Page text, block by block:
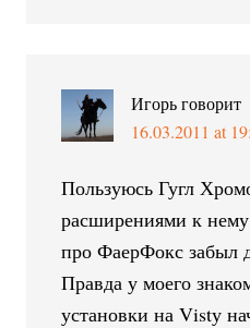
Игорь говорит
16.03.2011 at
Пользуюсь Гугл
расширениями к
про ФаерФокс забыл
Правда у моего
установки на Vistу